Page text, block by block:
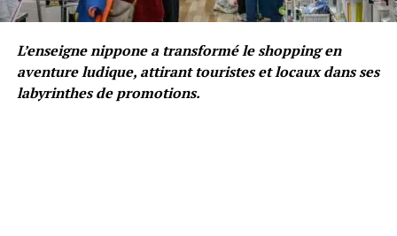
L’enseigne nippone a transformé le shopping en
aventure ludique, attirant touristes et locaux dans ses
labyrinthes de promotions.